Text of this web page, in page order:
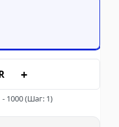
+
- 1000(Шаг: 1)